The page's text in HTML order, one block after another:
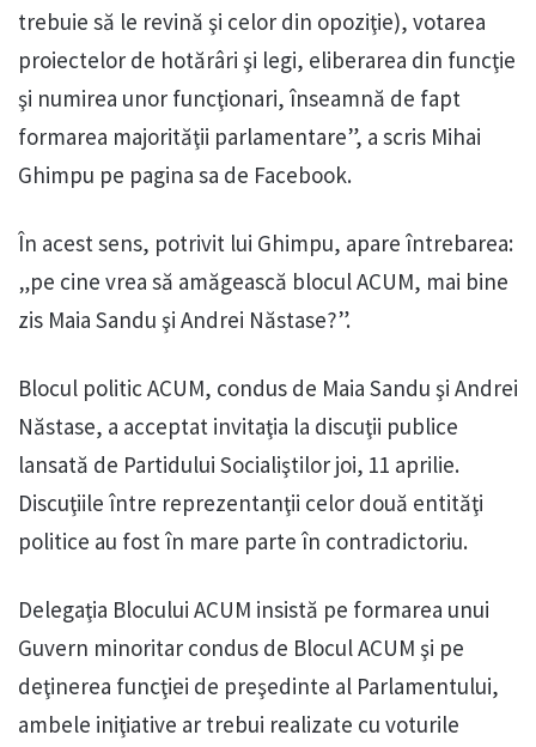
trebuie să le revină şi celor din opoziţie), votarea
proiectelor de hotărâri şi legi, eliberarea din funcţie
şi numirea unor funcţionari, înseamnă de fapt
formarea majorităţii parlamentare”, a scris Mihai
Ghimpu pe pagina sa de Facebook.
În acest sens, potrivit lui Ghimpu, apare întrebarea:
„pe cine vrea să amăgească blocul ACUM, mai bine
zis Maia Sandu şi Andrei Năstase?”.
Blocul politic ACUM, condus de Maia Sandu şi Andrei
Năstase, a acceptat invitaţia la discuţii publice
lansată de Partidului Socialiştilor joi, 11 aprilie.
Discuţiile între reprezentanţii celor două entităţi
politice au fost în mare parte în contradictoriu.
Delegaţia Blocului ACUM insistă pe formarea unui
Guvern minoritar condus de Blocul ACUM şi pe
deţinerea funcţiei de preşedinte al Parlamentului,
ambele iniţiative ar trebui realizate cu voturile